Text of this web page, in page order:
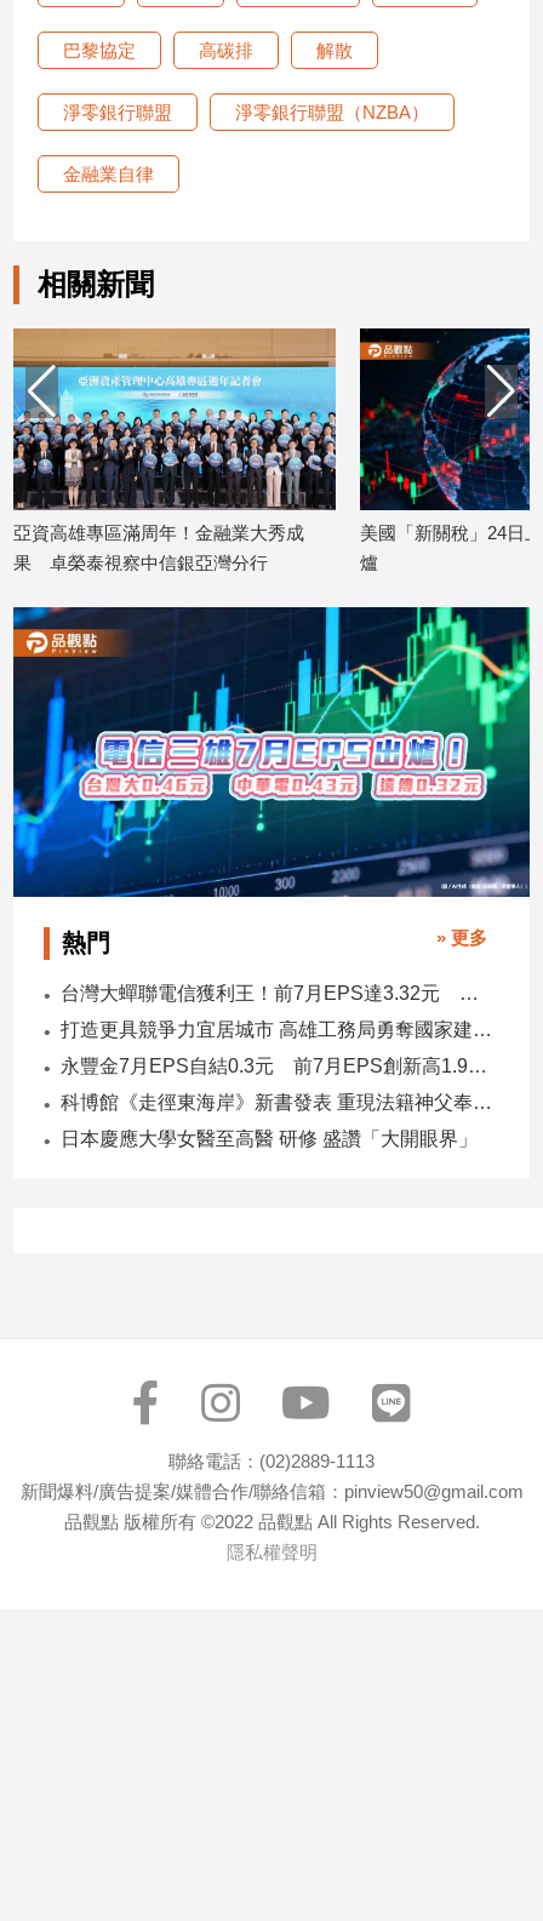
巴黎協定 高碳排 解散
淨零銀行聯盟 淨零銀行聯盟（NZBA）
金融業自律
相關新聞
亞資高雄專區滿周年！金融業大秀成
果 卓榮泰視察中信銀亞灣分行
美國「新關稅」24日
爐
熱門 » 更多
台灣大蟬聯電信獲利王！前7月EPS達3.32元 中華電3.11、遠傳2.46元
打造更具競爭力宜居城市 高雄工務局勇奪國家建築界9大獎
永豐金7月EPS自結0.3元 前7月EPS創新高1.96元！
科博館《走徑東海岸》新書發表 重現法籍神父奉獻足跡與歷史日記
日本慶應大學女醫至高醫 研修 盛讚「大開眼界」
聯絡電話：(02)2889-1113
新聞爆料/廣告提案/媒體合作/聯絡信箱：pinview50@gmail.com
品觀點 版權所有 ©2022 品觀點 All Rights Reserved.
隱私權聲明